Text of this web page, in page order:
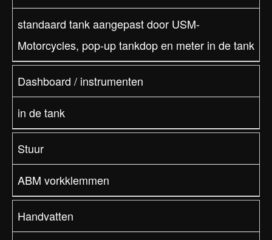
standaard tank aangepast door USM-
Motorcycles, pop-up tankdop en meter in de tank
Dashboard / instrumenten
in de tank
Stuur
ABM vorkklemmen
Handvatten